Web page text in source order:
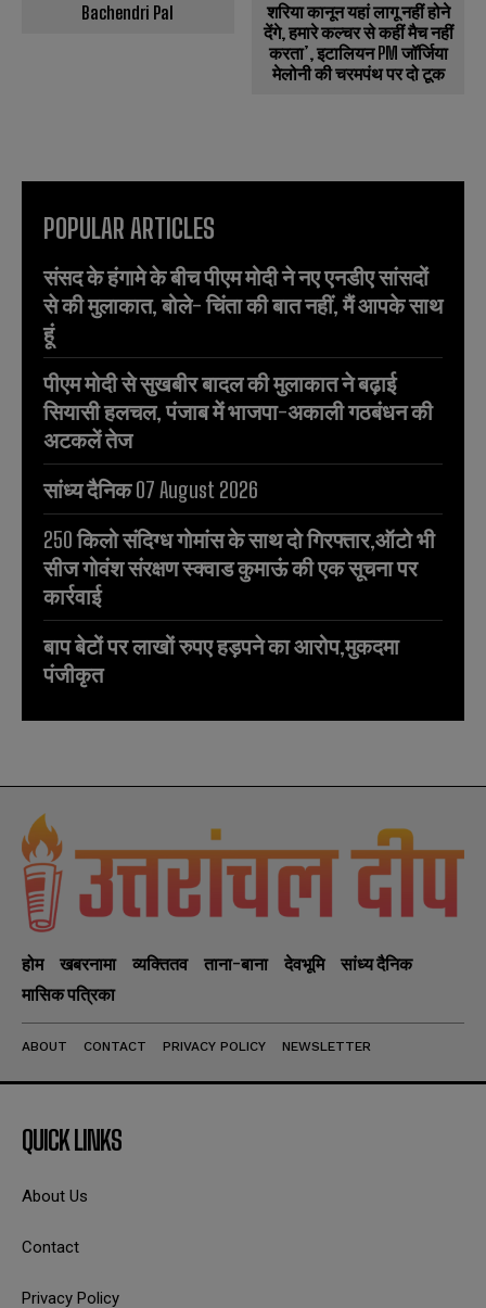
Bachendri Pal
शरिया कानून यहां लागू नहीं होने
देंगे, हमारे कल्चर से कहीं मैच नहीं
करता’, इटालियन PM जॉर्जिया
मेलोनी की चरमपंथ पर दो टूक
POPULAR ARTICLES
संसद के हंगामे के बीच पीएम मोदी ने नए एनडीए सांसदों
से की मुलाकात, बोले- चिंता की बात नहीं, मैं आपके साथ
हूं
पीएम मोदी से सुखबीर बादल की मुलाकात ने बढ़ाई
सियासी हलचल, पंजाब में भाजपा-अकाली गठबंधन की
अटकलें तेज
सांध्य दैनिक 07 August 2026
250 किलो संदिग्ध गोमांस के साथ दो गिरफ्तार,ऑटो भी
सीज गोवंश संरक्षण स्क्वाड कुमाऊं की एक सूचना पर
कार्रवाई
बाप बेटों पर लाखों रुपए हड़पने का आरोप,मुकदमा
पंजीकृत
होम खबरनामा व्यक्तितव ताना-बाना देवभूमि
सांध्य दैनिक
मासिक पत्रिका
ABOUT CONTACT PRIVACY POLICY NEWSLETTER
QUICK LINKS
About Us
Contact
Privacy Policy